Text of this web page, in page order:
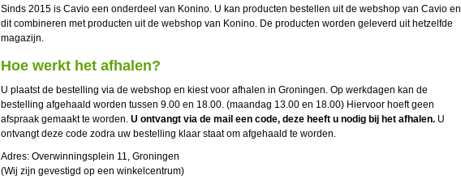
Sinds 2015 is Cavio een onderdeel van Konino. U kan producten bestellen uit de webshop van Cavio en
dit combineren met producten uit de webshop van Konino. De producten worden geleverd uit hetzelfde
magazijn.
Hoe werkt het afhalen?
U plaatst de bestelling via de webshop en kiest voor afhalen in Groningen. Op werkdagen kan de
bestelling afgehaald worden tussen 9.00 en 18.00. (maandag 13.00 en 18.00) Hiervoor hoeft geen
afspraak gemaakt te worden. U ontvangt via de mail een code, deze heeft u nodig bij het afhalen. U
ontvangt deze code zodra uw bestelling klaar staat om afgehaald te worden.
Adres: Overwinningsplein 11, Groningen
(Wij zijn gevestigd op een winkelcentrum)